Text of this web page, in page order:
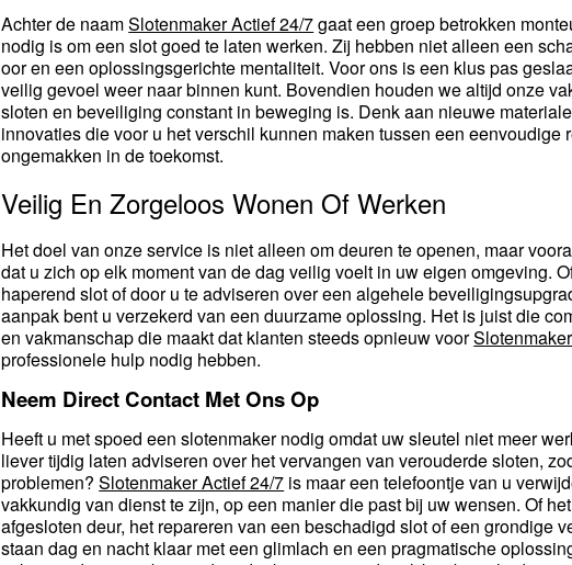
Achter de naamSlotenmaker Actief 24/7gaat een groep betrokken
nodig is om een slot goed te laten werken. Zij hebben niet alleen een
oor en een oplossingsgerichte mentaliteit. Voor ons is een klus pas
veilig gevoel weer naar binnen kunt. Bovendien houden we altijd onze
sloten en beveiliging constant in beweging is. Denk aan nieuwe
innovaties die voor u het verschil kunnen maken tussen een eenvoudige
ongemakken in de toekomst.
Veilig En Zorgeloos Wonen Of Werken
Het doel van onze service is niet alleen om deuren te openen, maar
dat u zich op elk moment van de dag veilig voelt in uw eigen omgeving.
haperend slot of door u te adviseren over een algehele
aanpak bent u verzekerd van een duurzame oplossing. Het is juist die
en vakmanschap die maakt dat klanten steeds opnieuw voor
professionele hulp nodig hebben.
Neem Direct Contact Met Ons Op
Heeft u met spoed een slotenmaker nodig omdat uw sleutel niet meer
liever tijdig laten adviseren over het vervangen van verouderde sloten,
problemen?Slotenmaker Actief 24/7 is maar een telefoontje van u
vakkundig van dienst te zijn, op een manier die past bij uw wensen. Of
afgesloten deur, het repareren van een beschadigd slot of een grondige
staan dag en nacht klaar met een glimlach en een pragmatische